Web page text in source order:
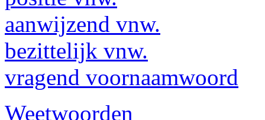
aanwijzend vnw.
bezittelijk vnw.
vragend voornaamwoord
Weetwoorden